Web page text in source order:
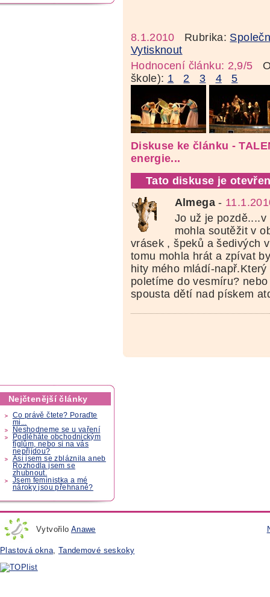
Nejčtenější články
Co právě čtete? Poraďte
mi...
Neshodneme se u vaření
Podléháte obchodnickým
fíglům, nebo si na vás
nepřijdou?
Asi jsem se zbláznila aneb
Rozhodla jsem se
zhubnout.
Jsem feministka a mé
nároky jsou přehnané?
8.1.2010 Rubrika:
Vytisknout
Hodnocení článku: 2,9/5
škole): 1 2 3 4 5
Diskuse ke článku -
energie...
Tato diskuse je
Almega-
Jo už je
mohla soutěžit v
vrásek , špeků a šedivých
tomu mohla hrát a zpívat
hity mého mládí-
poletíme do vesmíru?
spousta dětí nad pískem
Vytvořilo Anawe
Plastová okna, Tandemové seskoky